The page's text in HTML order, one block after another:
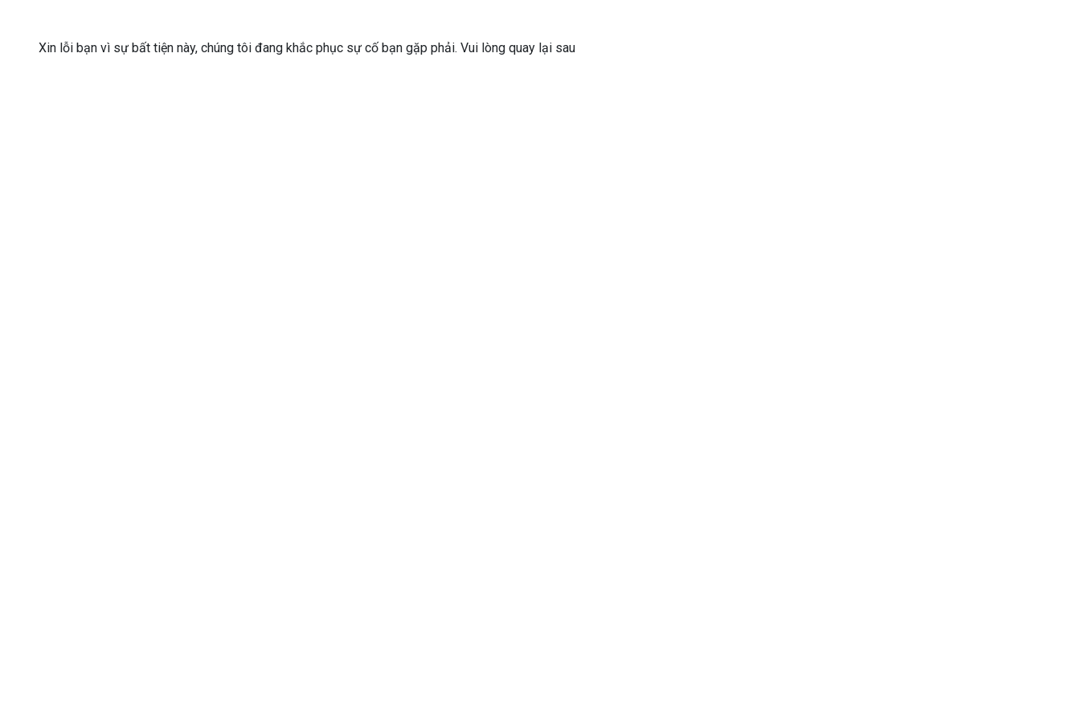
Xin lỗi bạn vì sự bất tiện này, chúng tôi đang khắc phục sự cố bạn gặp phải. Vui lòng quay lại sau